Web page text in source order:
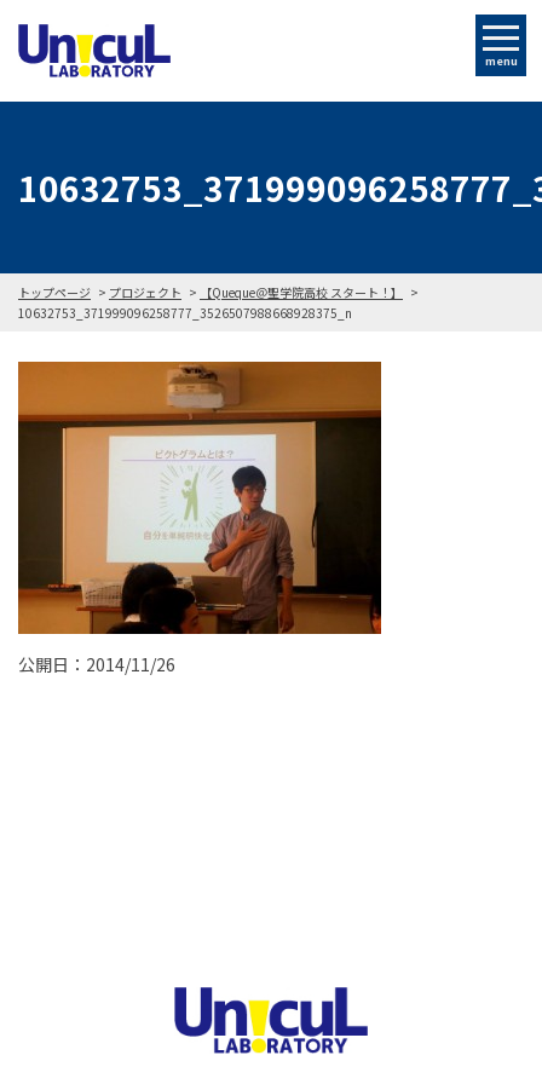
menu
トップページ プロジェクト
【Queque＠聖学院高校 スタート！】
10632753_371999096258777_3526507988668928375_n
公開日：2014/11/26